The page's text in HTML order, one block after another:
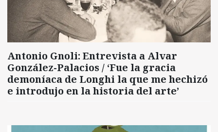
Antonio Gnoli: Entrevista a Alvar
González-Palacios / ‘Fue la gracia
demoníaca de Longhi la que me hechizó
e introdujo en la historia del arte’